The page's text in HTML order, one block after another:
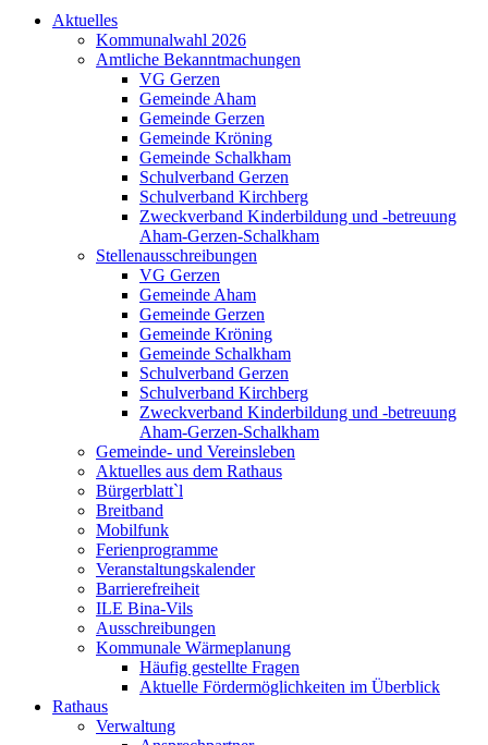
Aktuelles
Kommunalwahl 2026
Amtliche Bekanntmachungen
VG Gerzen
Gemeinde Aham
Gemeinde Gerzen
Gemeinde Kröning
Gemeinde Schalkham
Schulverband Gerzen
Schulverband Kirchberg
Zweckverband Kinderbildung und -betreuung
Aham-Gerzen-Schalkham
Stellenausschreibungen
VG Gerzen
Gemeinde Aham
Gemeinde Gerzen
Gemeinde Kröning
Gemeinde Schalkham
Schulverband Gerzen
Schulverband Kirchberg
Zweckverband Kinderbildung und -betreuung
Aham-Gerzen-Schalkham
Gemeinde- und Vereinsleben
Aktuelles aus dem Rathaus
Bürgerblatt`l
Breitband
Mobilfunk
Ferienprogramme
Veranstaltungskalender
Barrierefreiheit
ILE Bina-Vils
Ausschreibungen
Kommunale Wärmeplanung
Häufig gestellte Fragen
Aktuelle Fördermöglichkeiten im Überblick
Rathaus
Verwaltung